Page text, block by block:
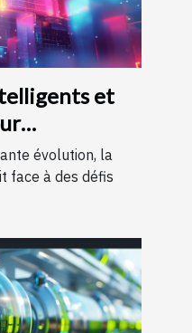
et
évolution, la
face à des défis